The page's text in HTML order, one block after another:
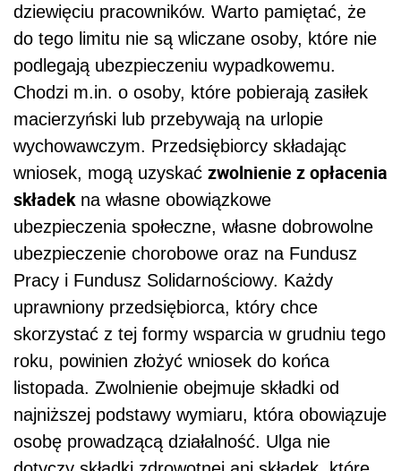
dziewięciu pracowników. Warto pamiętać, że
do tego limitu nie są wliczane osoby, które nie
podlegają ubezpieczeniu wypadkowemu.
Chodzi m.in. o osoby, które pobierają zasiłek
macierzyński lub przebywają na urlopie
wychowawczym. Przedsiębiorcy składając
wniosek, mogą uzyskać zwolnienie z opłacenia
składek na własne obowiązkowe
ubezpieczenia społeczne, własne dobrowolne
ubezpieczenie chorobowe oraz na Fundusz
Pracy i Fundusz Solidarnościowy. Każdy
uprawniony przedsiębiorca, który chce
skorzystać z tej formy wsparcia w grudniu tego
roku, powinien złożyć wniosek do końca
listopada. Zwolnienie obejmuje składki od
najniższej podstawy wymiaru, która obowiązuje
osobę prowadzącą działalność. Ulga nie